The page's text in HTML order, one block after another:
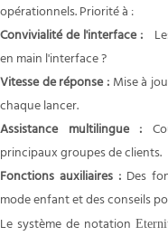
opérationnels. Priorité à :
Convivialité de l'interface :
en main l'interface ?
Vitesse de réponse :Mise à
chaque lancer.
Assistance multilingue :
principaux groupes de clients.
Fonctions auxiliaires : Des
mode enfant et des conseils
Le système de notation